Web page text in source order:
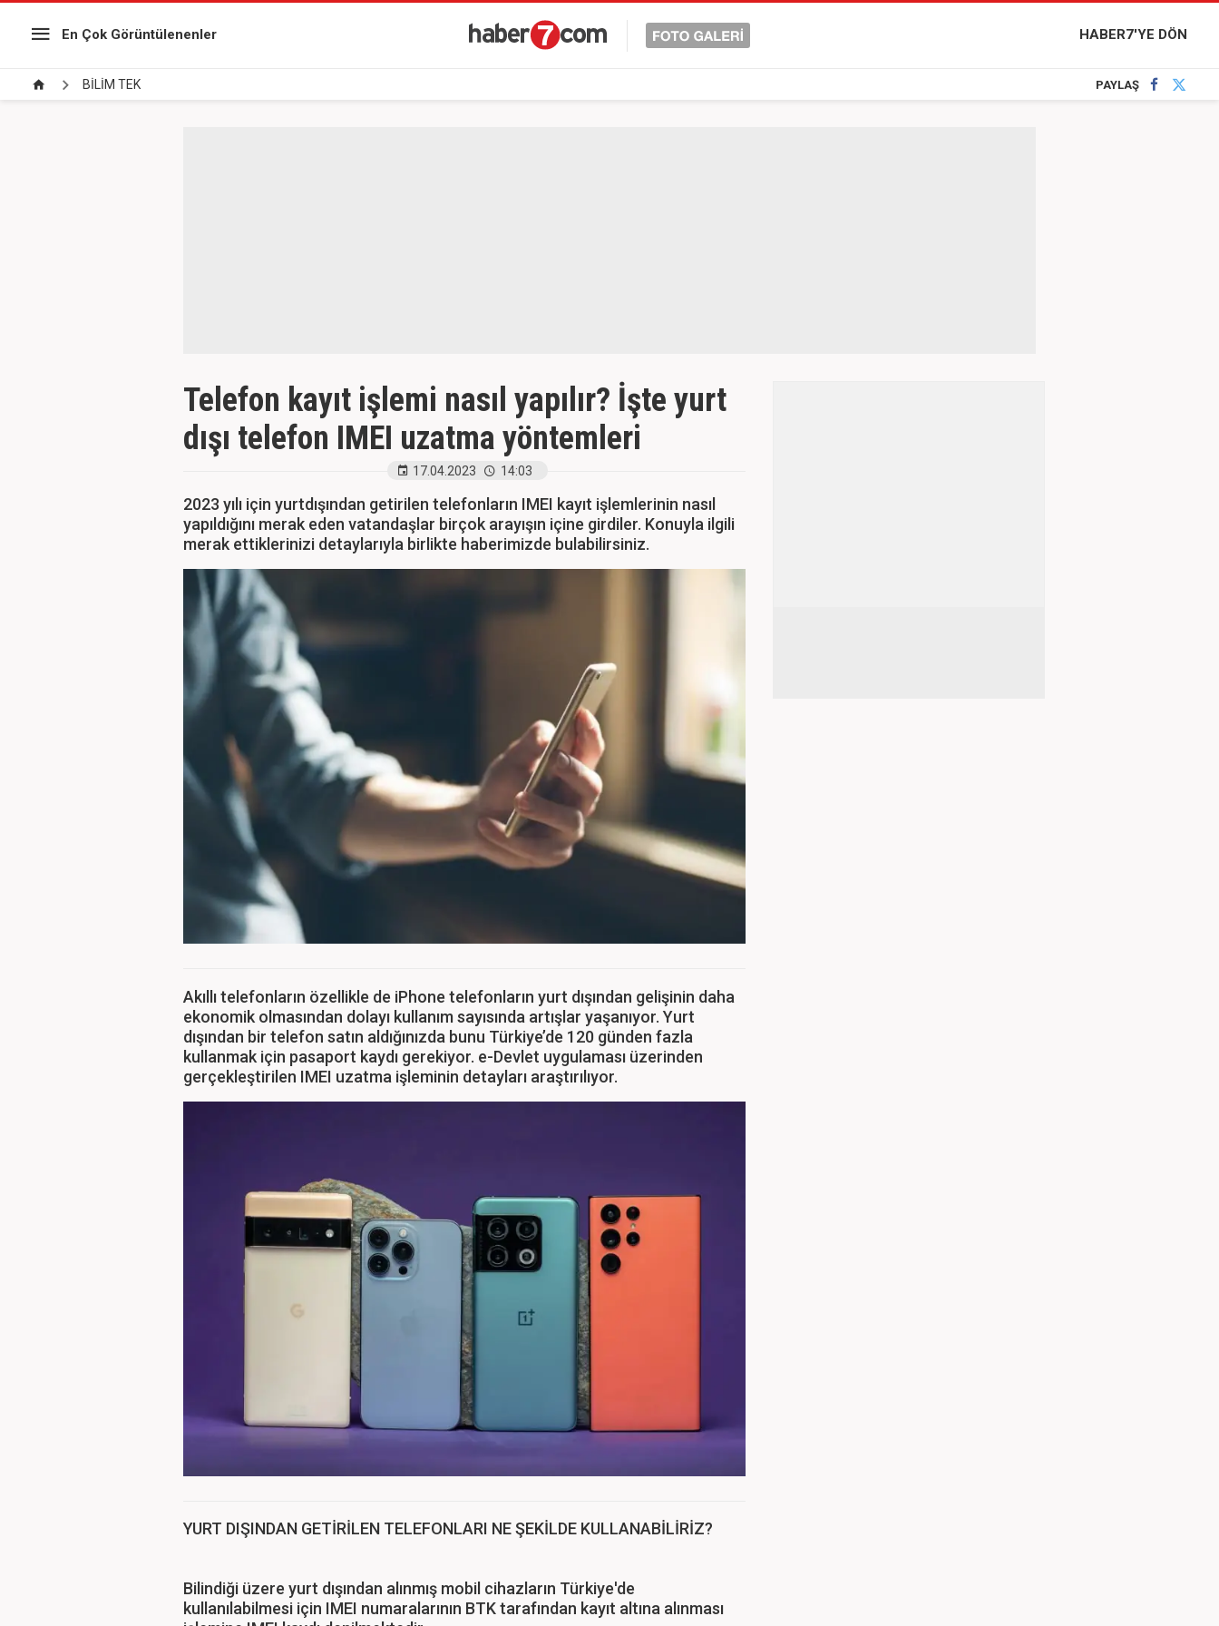
En Çok Görüntülenenler HABER7'YE DÖN
BİLİM TEK PAYLAŞ
Telefon kayıt işlemi nasıl yapılır? İşte yurt
dışı telefon IMEI uzatma yöntemleri
17.04.2023 14:03
2023 yılı için yurtdışından getirilen telefonların IMEI kayıt işlemlerinin nasıl
yapıldığını merak eden vatandaşlar birçok arayışın içine girdiler. Konuyla ilgili
merak ettiklerinizi detaylarıyla birlikte haberimizde bulabilirsiniz.
Akıllı telefonların özellikle de iPhone telefonların yurt dışından gelişinin daha
ekonomik olmasından dolayı kullanım sayısında artışlar yaşanıyor. Yurt
dışından bir telefon satın aldığınızda bunu Türkiye’de 120 günden fazla
kullanmak için pasaport kaydı gerekiyor. e-Devlet uygulaması üzerinden
gerçekleştirilen IMEI uzatma işleminin detayları araştırılıyor.
YURT DIŞINDAN GETİRİLEN TELEFONLARI NE ŞEKİLDE KULLANABİLİRİZ?
Bilindiği üzere yurt dışından alınmış mobil cihazların Türkiye'de
kullanılabilmesi için IMEI numaralarının BTK tarafından kayıt altına alınması